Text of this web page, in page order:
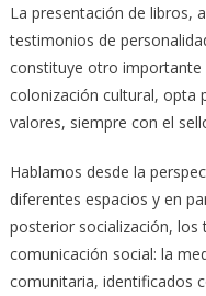
La presentación de libros,
testimonios de
constituye otro
colonización cultural, opta
valores, siempre con el
Hablamos desde la
diferentes espacios y en
posterior socialización,
comunicación social: la
comunitaria, identificados